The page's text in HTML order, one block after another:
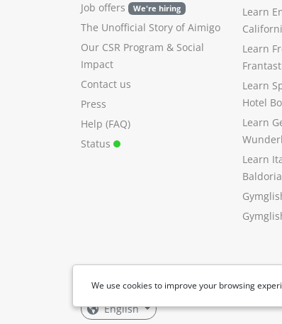
We use cookies to improve your browsing
Job offers
We're hiring
The Unofficial Story of Aimigo
Our CSR Program & Social
Impact
Contact us
Press
Help (FAQ)
Status
Learn
Learn
Learn
Hotel
Learn
Learn
Baldoria
English